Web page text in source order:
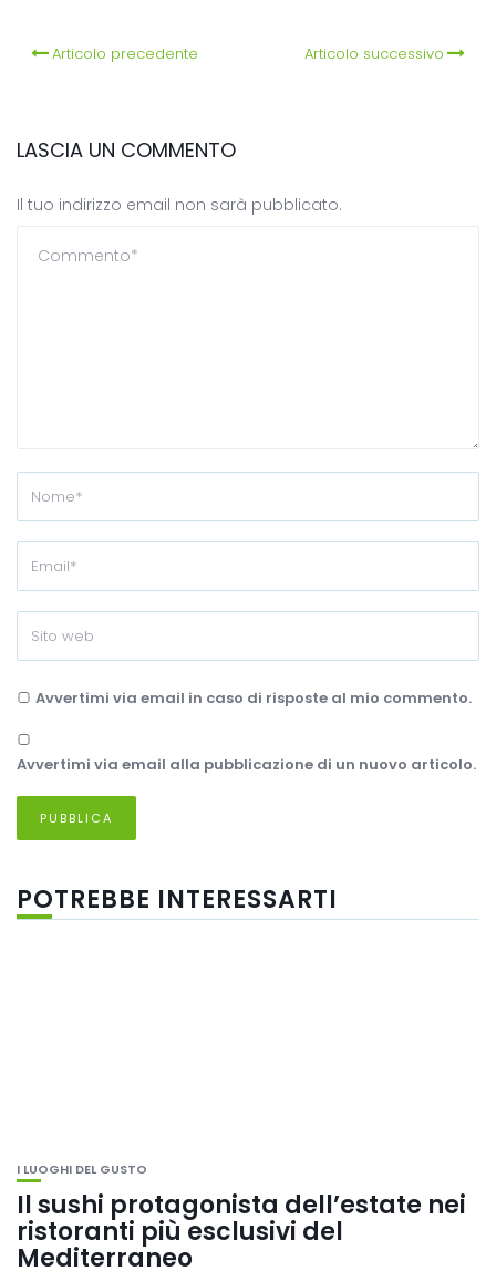
Articolo precedente Articolo successivo
LASCIA UN COMMENTO
Il tuo indirizzo email non sarà pubblicato.
Avvertimi via email in caso di risposte al mio commento.
Avvertimi via email alla pubblicazione di un nuovo articolo.
POTREBBE INTERESSARTI
I LUOGHI DEL GUSTO
Il sushi protagonista dell’estate nei
ristoranti più esclusivi del
Mediterraneo